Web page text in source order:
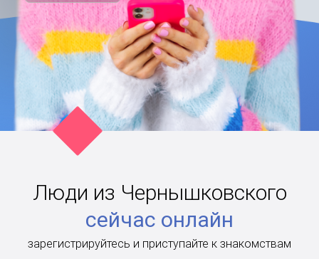
Люди из Чернышковского
сейчас онлайн
зарегистрируйтесь и приступайте к знакомствам